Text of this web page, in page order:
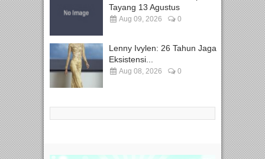
Tayang 13 Agustus
Aug 09, 2026 0
Lenny Ivylen: 26 Tahun Jaga
Eksistensi...
Aug 08, 2026 0